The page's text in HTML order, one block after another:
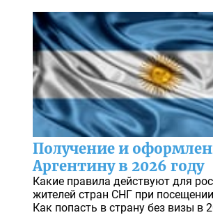
Получение и
Аргентину в 2026 году
Какие правила действуют для
жителей стран СНГ при
Как попасть в страну без визы в